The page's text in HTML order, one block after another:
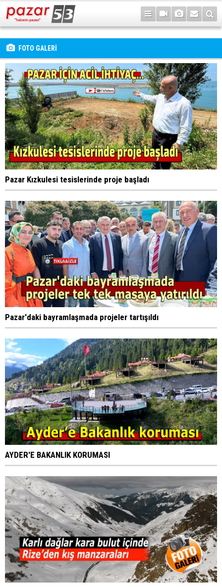
FOTO GALERİ
Pazar Kızkulesi tesislerinde proje başladı
Pazar'daki bayramlaşmada projeler tartışıldı
AYDER'E BAKANLIK KORUMASI